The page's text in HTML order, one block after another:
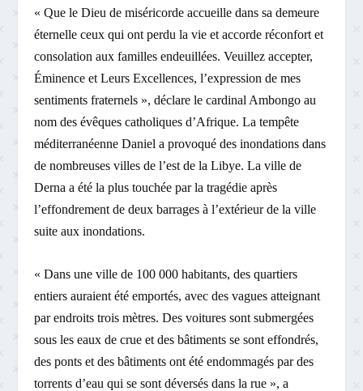
« Que le Dieu de miséricorde accueille dans sa demeure
éternelle ceux qui ont perdu la vie et accorde réconfort et
consolation aux familles endeuillées. Veuillez accepter,
Éminence et Leurs Excellences, l’expression de mes
sentiments fraternels », déclare le cardinal Ambongo au
nom des évêques catholiques d’Afrique. La tempête
méditerranéenne Daniel a provoqué des inondations dans
de nombreuses villes de l’est de la Libye. La ville de
Derna a été la plus touchée par la tragédie après
l’effondrement de deux barrages à l’extérieur de la ville
suite aux inondations.
« Dans une ville de 100 000 habitants, des quartiers
entiers auraient été emportés, avec des vagues atteignant
par endroits trois mètres. Des voitures sont submergées
sous les eaux de crue et des bâtiments se sont effondrés,
des ponts et des bâtiments ont été endommagés par des
torrents d’eau qui se sont déversés dans la rue », a